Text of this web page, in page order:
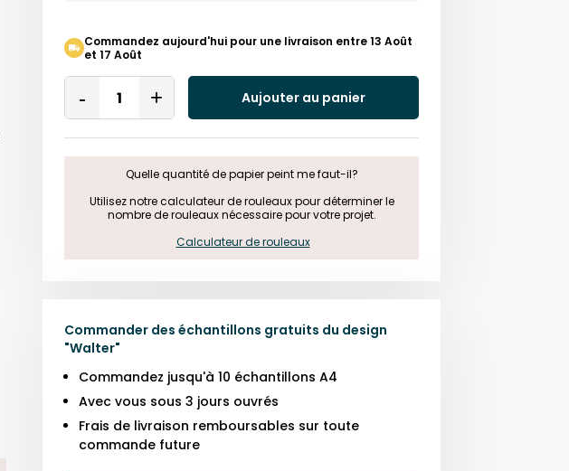
Commandez aujourd'hui pour une livraison entre 13 Août
et 17 Août
Quantity
Remove
One
Add
One
Aujouter au panier
Quelle quantité de papier peint me faut-il?
Utilisez notre calculateur de rouleaux pour déterminer le
nombre de rouleaux nécessaire pour votre projet.
Calculateur de rouleaux
Commander des échantillons gratuits du design
"Walter"
Commandez jusqu'à 10 échantillons A4
Avec vous sous 3 jours ouvrés
Frais de livraison remboursables sur toute
commande future